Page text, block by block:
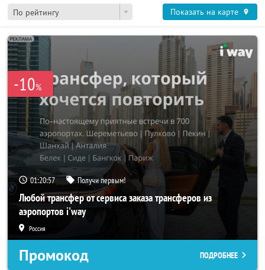
По рейтингу Показать на карте
-10%
01:20:56 Получи первым!
Любой трансфер от сервиса заказа трансферов из
аэропортов i'way
Россия
Промокод ПОДРОБНЕЕ